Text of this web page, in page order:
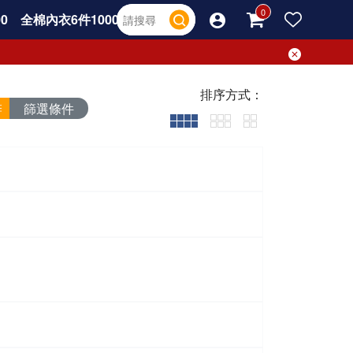
全棉內衣6件1000
篩選條件
排序方式：